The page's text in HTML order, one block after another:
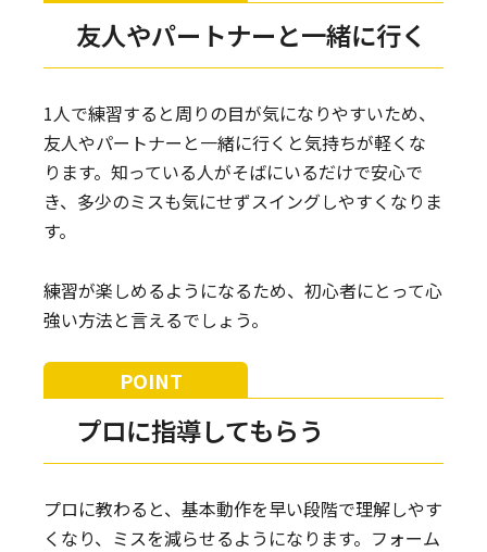
友人やパートナーと一緒に行く
1人で練習すると周りの目が気になりやすいため、
友人やパートナーと一緒に行くと気持ちが軽くな
ります。知っている人がそばにいるだけで安心で
き、多少のミスも気にせずスイングしやすくなりま
す。
練習が楽しめるようになるため、初心者にとって心
強い方法と言えるでしょう。
プロに指導してもらう
プロに教わると、基本動作を早い段階で理解しやす
くなり、ミスを減らせるようになります。フォーム